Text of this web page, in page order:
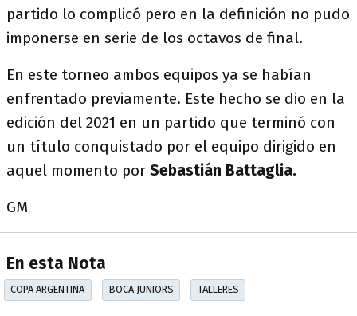
partido lo complicó pero en la definición no pudo
imponerse en serie de los octavos de final.
En este torneo ambos equipos ya se habían
enfrentado previamente. Este hecho se dio en la
edición del 2021 en un partido que terminó con
un título conquistado por el equipo dirigido en
aquel momento por Sebastián Battaglia.
GM
En esta Nota
COPA ARGENTINA BOCA JUNIORS TALLERES